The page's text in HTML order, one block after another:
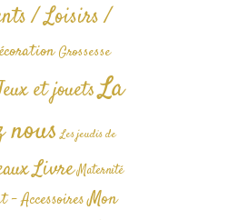
/ Loisirs /
Grossesse
et jouetsLa
nous Les jeudis de
Livre Maternité
- AccessoiresMon